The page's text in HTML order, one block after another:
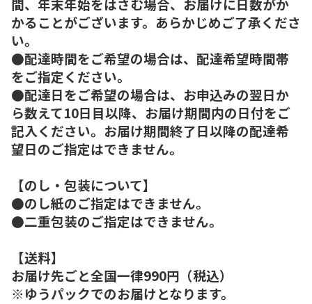
かることがございます。あらかじめご了承くださ
い。
●配達時間をご希望の場合は、配達希望時間帯
をご指定ください。
●配達日をご希望の場合は、お申込みの翌日か
ら数えて10日目以降、お届け期間内の日付をご
記入ください。お届け期間終了日以降の配達希
望日のご指定はできません。
【のし・包装について】
●のし紙のご指定はできません。
●二重包装のご指定はできません。
【送料】
お届け先ごと全国一律990円（税込）
※ゆうパックでのお届けとなります。